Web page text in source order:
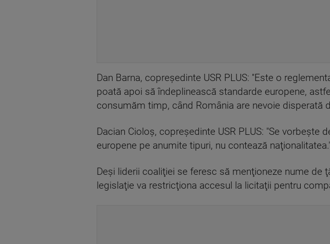
Dan Barna, copreședinte USR PLUS: ''Este o
poată apoi să îndeplinească standarde europene,
consumăm timp, când România are nevoie disperată
Dacian Cioloș, copreședinte USR PLUS: "Se
europene pe anumite tipuri, nu contează
Deşi liderii coaliţiei se feresc să menţioneze nume de
legislaţie va restricţiona accesul la licitaţii pentru